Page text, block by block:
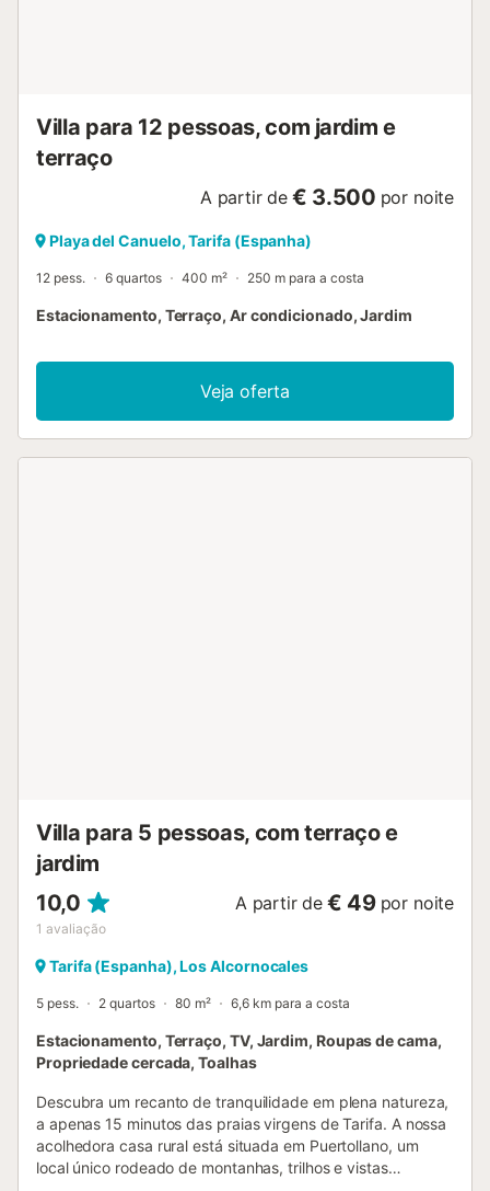
Villa para 12 pessoas, com jardim e
terraço
A partir de € 3.500 por noite
Playa del Canuelo, Tarifa (Espanha)
12 pess. 6 quartos 400 m² 250 m para a costa
Estacionamento, Terraço, Ar condicionado, Jardim
Veja oferta
Villa para 5 pessoas, com terraço e
jardim
10,0
1 avaliação
A partir de € 49 por noite
Tarifa (Espanha), Los Alcornocales
5 pess. 2 quartos 80 m² 6,6 km para a costa
Estacionamento, Terraço, TV, Jardim, Roupas de cama,
Propriedade cercada, Toalhas
Descubra um recanto de tranquilidade em plena natureza,
a apenas 15 minutos das praias virgens de Tarifa. A nossa
acolhedora casa rural está situada em Puertollano, um
local único rodeado de montanhas, trilhos e vistas